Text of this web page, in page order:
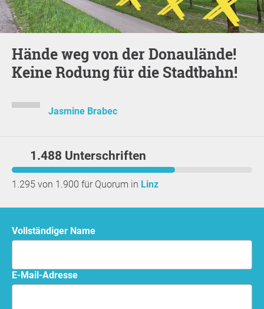
Hände weg von der Donaulände!
Keine Rodung für die Stadtbahn!
Jasmine Brabec
1.488 Unterschriften
1.295 von 1.900 für Quorum in Linz
Vollständiger Name
E-Mail-Adresse